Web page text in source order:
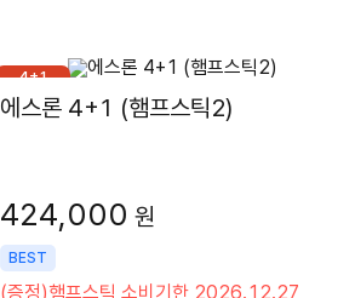
4+1
에스론 4+1 (햄프스틱2)
424,000 원
BEST
(증정)햄프스틱 소비기한 2026.12.27